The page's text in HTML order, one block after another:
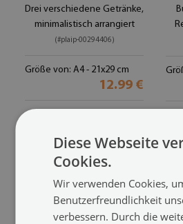
Drei verschiedene Getränke,
minimalistisch arrangiert
(#plaip-00294406)
Größe von: A4 - 21x29 cm
12.99 €
Diese Webseite
Cookies.
Wir verwenden Cookies,
Benutzerfreundlichkeit
verbessern. Durch die